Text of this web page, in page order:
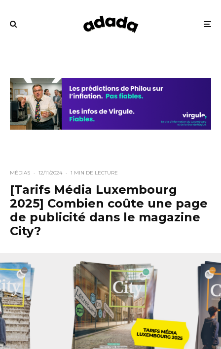
MÉDIAS · 12/11/2024 · 1 MIN DE LECTURE
[Tarifs Média Luxembourg
2025] Combien coûte une page
de publicité dans le magazine
City?